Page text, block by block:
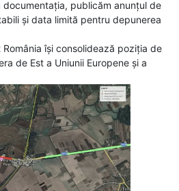
publicăm anunțul de
și data limită pentru depunerea
își consolidează poziția de
de Est a Uniunii Europene și a